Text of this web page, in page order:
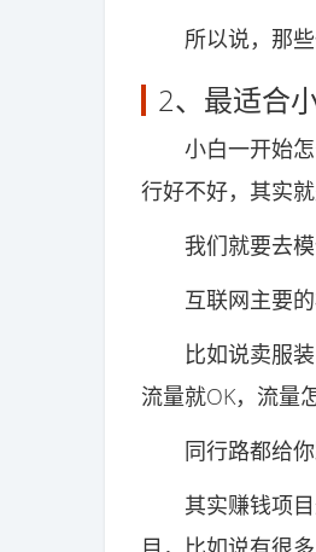
所以说，那些
2、最适合
小白一开始怎
行好不好，其实
我们就要去模
互联网主要的
比如说卖服装
流量就OK，流量
同行路都给你
其实赚钱项目